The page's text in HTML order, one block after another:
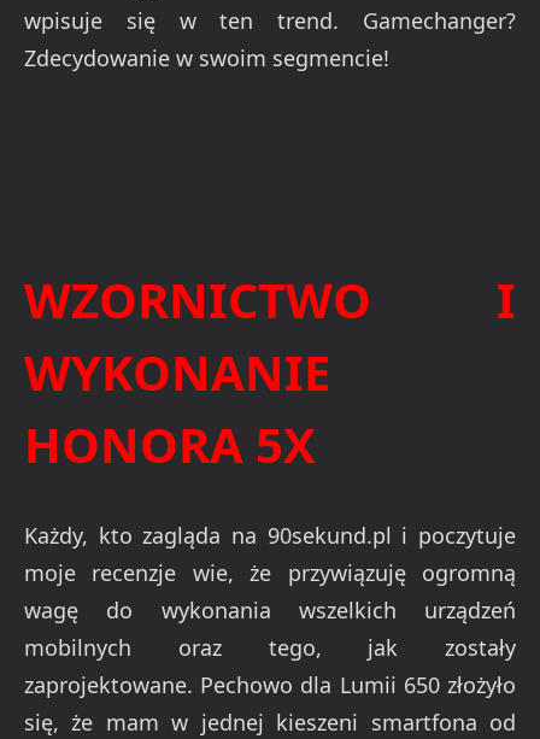
wpisuje się w ten trend. Gamechanger?
Zdecydowanie w swoim segmencie!
WZORNICTWO I
WYKONANIE
HONORA 5X
Każdy, kto zagląda na 90sekund.pl i poczytuje
moje recenzje wie, że przywiązuję ogromną
wagę do wykonania wszelkich urządzeń
mobilnych oraz tego, jak zostały
zaprojektowane. Pechowo dla Lumii 650 złożyło
się, że mam w jednej kieszeni smartfona od